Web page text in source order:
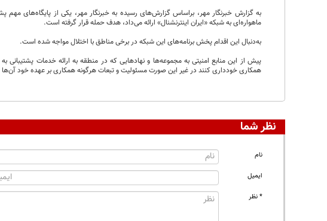
به گزارش خبرنگار مهر، براساس گزارش‌های رسیده به خبرنگار مهر، یکی از پایگاه‌های مهم
ماهواره‌ای به شبکه «ایران اینترنشنال» ارائه می‌داد، هدف حمله قرار گرفته است.
به‌دنبال این اقدام پخش برنامه‌های این شبکه در برخی مناطق با اختلال مواجه شده است.
پیش از این منابع امنیتی به مجموعه‌ها و نهادهایی که در منطقه به ارائه خدمات
همکاری خودداری کنند در غیر این صورت مسئولیت و تبعات هرگونه همکاری بر عهده خود آن‌ها
نظر شما
نام
ایمیل
* نظر